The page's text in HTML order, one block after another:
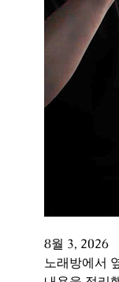
8월 3, 2026
노래방에서